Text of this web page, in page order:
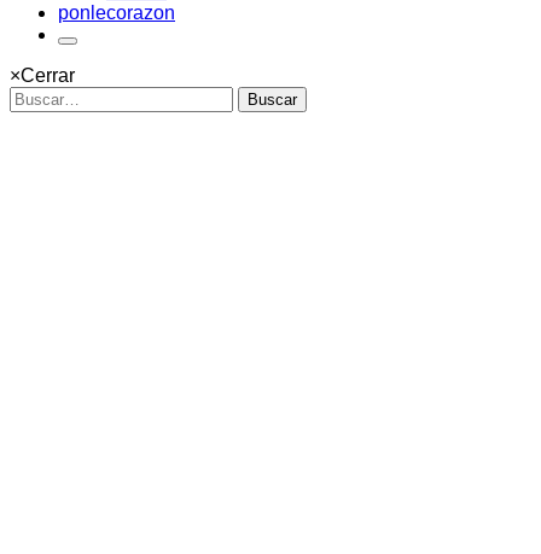
ponlecorazon
×Cerrar
Buscar